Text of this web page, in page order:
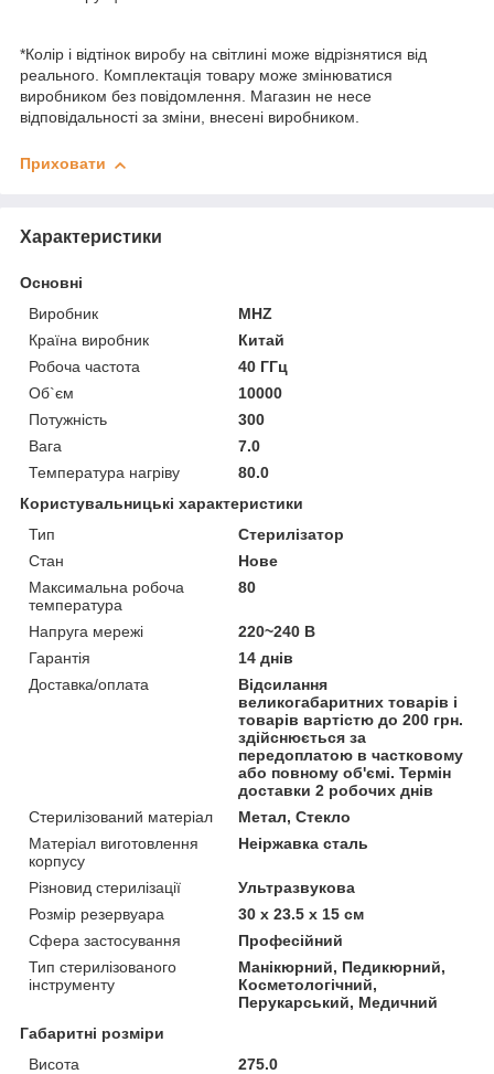
*Колір і відтінок виробу на світлині може відрізнятися від
реального. Комплектація товару може змінюватися
виробником без повідомлення. Магазин не несе
відповідальності за зміни, внесені виробником.
Приховати
Характеристики
Основні
Виробник
MHZ
Країна виробник
Китай
Робоча частота
40 ГГц
Об`єм
10000
Потужність
300
Вага
7.0
Температура нагріву
80.0
Користувальницькі характеристики
Тип
Стерилізатор
Стан
Нове
Максимальна робоча
температура
80
Напруга мережі
220~240 В
Гарантія
14 днів
Доставка/оплата
Відсилання
великогабаритних товарів і
товарів вартістю до 200 грн.
здійснюється за
передоплатою в частковому
або повному об'ємі. Термін
доставки 2 робочих днів
Стерилізований матеріал
Метал, Стекло
Матеріал виготовлення
корпусу
Неіржавка сталь
Різновид стерилізації
Ультразвукова
Розмір резервуара
30 x 23.5 x 15 см
Сфера застосування
Професійний
Тип стерилізованого
інструменту
Манікюрний, Педикюрний,
Косметологічний,
Перукарський, Медичний
Габаритні розміри
Висота
275.0